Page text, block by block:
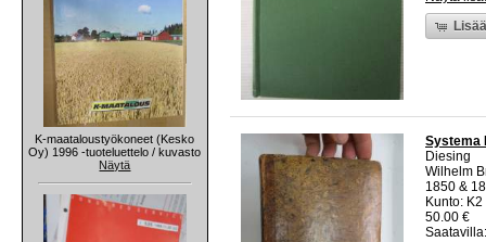
K-maataloustyökoneet (Kesko
Oy) 1996 -tuoteluettelo / kuvasto
Näytä
Systema
Diesing
Wilhelm
1850 &
Kunto:
50.00 €